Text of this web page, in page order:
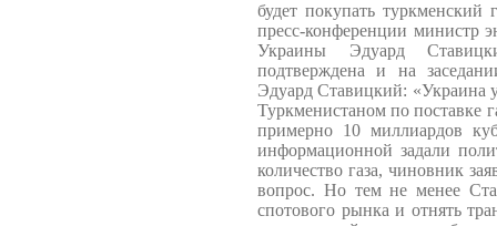
будет покупать туркменский
пресс-конференции министр
Украины Эдуард
подтверждена и на
Эдуард Ставицкий: «Украина
Туркменистаном по поставке
примерно 10 миллиардов
информационной задали
количество газа, чиновник
вопрос. Но тем не менее
спотового рынка и отнять